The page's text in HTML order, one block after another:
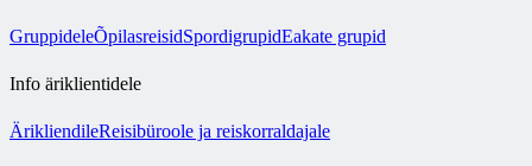
GruppideleÕpilasreisidSpordigrupidEakate grupid
Info äriklientidele
ÄrikliendileReisibüroole ja reiskorraldajale